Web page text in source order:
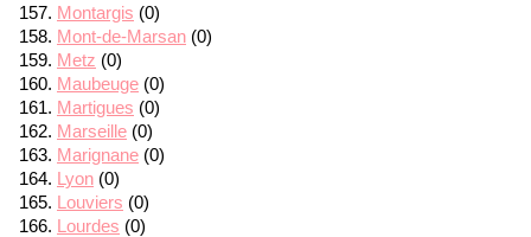
Montargis (0)
Mont-de-Marsan (0)
Metz (0)
Maubeuge (0)
Martigues (0)
Marseille (0)
Marignane (0)
Lyon (0)
Louviers (0)
Lourdes (0)